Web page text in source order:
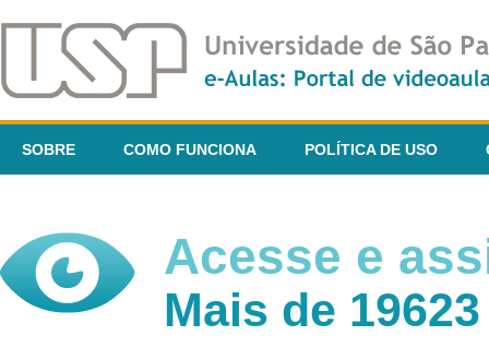
SOBRE COMO FUNCIONA POLÍTICA DE USO
Acesse e
Mais de